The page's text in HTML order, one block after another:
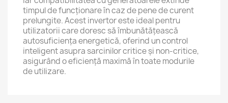
timpul de funcționare în caz de pene de curent
prelungite. Acest invertor este ideal pentru
utilizatorii care doresc să îmbunătățească
autosuficiența energetică, oferind un control
inteligent asupra sarcinilor critice și non-critice,
asigurând o eficiență maximă în toate modurile
de utilizare.